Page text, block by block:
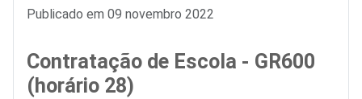
Detalhes
Publicado em 09 novembro 2022
Contratação de Escola - GR600
(horário 28)